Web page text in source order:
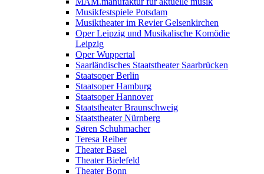
Musikfestspiele Potsdam
Musiktheater im Revier Gelsenkirchen
Oper Leipzig und Musikalische Komödie
Leipzig
Oper Wuppertal
Saarländisches Staatstheater Saarbrücken
Staatsoper Berlin
Staatsoper Hamburg
Staatsoper Hannover
Staatstheater Braunschweig
Staatstheater Nürnberg
Søren Schuhmacher
Teresa Reiber
Theater Basel
Theater Bielefeld
Theater Bonn